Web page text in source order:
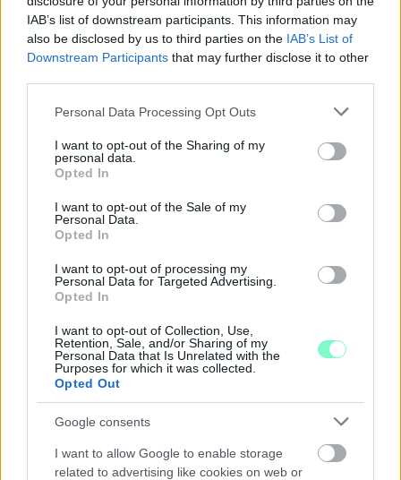
IAB’s list of downstream participants. This information may
also be disclosed by us to third parties on the IAB’s List of
Downstream Participants that may further disclose it to other
Please note that this website/app uses one or more Google
not limited to your visit or usage behaviour. You may click to
grant or deny consent to Google and its third-party tags to
use your data for below specified purposes in below Google
consent section.
Personal Data Processing Opt Outs
I want to opt-out of the Sharing of my
personal data.
Opted In
I want to opt-out of the Sale of my
Personal Data.
Opted In
I want to opt-out of processing my
Personal Data for Targeted Advertising.
Opted In
I want to opt-out of Collection, Use,
Retention, Sale, and/or Sharing of my
Personal Data that Is Unrelated with the
Purposes for which it was collected.
Opted Out
Google consents
I want to allow Google to enable storage
related to advertising like cookies on web or
SZAKÉRTŐ A DUNA ALACSONY VÍZÁLLÁSÁRÓL: A
VÍZLÉPCSŐ SEM CSODASZER ÖNMAGÁBAN, A
KLÍMAVÁLTOZÁS MIATT ÚJ SZEMLÉLETRE VAN
A BME vízmérnöke szerint a Paksi Atomerőmű helyzetére sem
jelentene automatikus megoldást egy új dunai vízlépcső - a jövő
vízgazdálkodását pedig már a klímamodellekre kell alapozni.
Szólj hozzá!